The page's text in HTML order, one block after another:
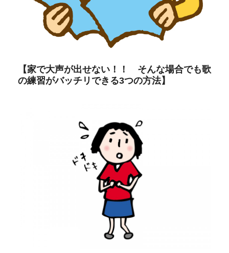
【家で大声が出せない！！ そんな場合でも歌
の練習がバッチリできる3つの方法】